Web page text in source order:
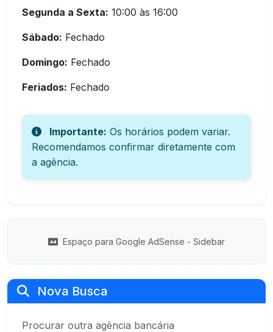
Segunda a Sexta: 10:00 às 16:00
Sábado: Fechado
Domingo: Fechado
Feriados: Fechado
Importante: Os horários podem variar.
Recomendamos confirmar diretamente com
a agência.
Espaço para Google AdSense - Sidebar
Nova Busca
Procurar outra agência bancária